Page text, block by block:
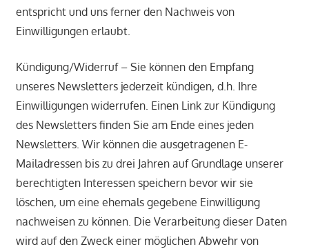
entspricht und uns ferner den Nachweis von
Einwilligungen erlaubt.
Kündigung/Widerruf – Sie können den Empfang
unseres Newsletters jederzeit kündigen, d.h. Ihre
Einwilligungen widerrufen. Einen Link zur Kündigung
des Newsletters finden Sie am Ende eines jeden
Newsletters. Wir können die ausgetragenen E-
Mailadressen bis zu drei Jahren auf Grundlage unserer
berechtigten Interessen speichern bevor wir sie
löschen, um eine ehemals gegebene Einwilligung
nachweisen zu können. Die Verarbeitung dieser Daten
wird auf den Zweck einer möglichen Abwehr von